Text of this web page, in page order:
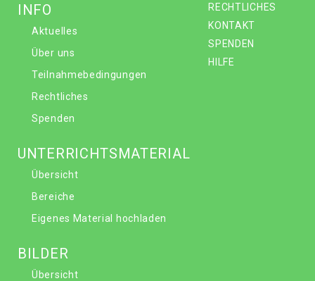
RECHTLICHES
KONTAKT
SPENDEN
HILFE
INFO
Aktuelles
Über uns
Teilnahmebedingungen
Rechtliches
Spenden
UNTERRICHTSMATERIAL
Übersicht
Bereiche
Eigenes Material hochladen
BILDER
Übersicht